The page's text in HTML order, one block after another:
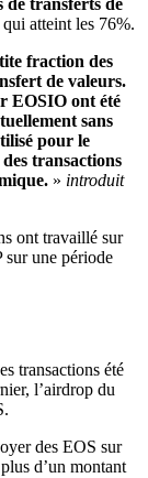
atteint les 76%.
fraction des
de valeurs.
EOSIO ont été
sans
pour le
transactions
» introduit
ont travaillé sur
sur une période
transactions été
l’airdrop du
des EOS sur
d’un montant